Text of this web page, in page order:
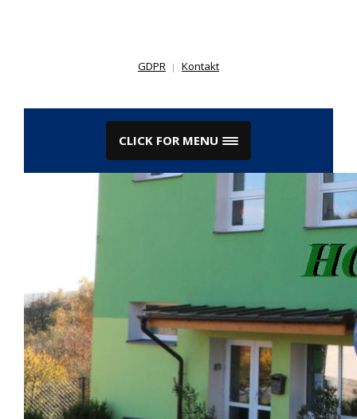
GDPR Kontakt
CLICK FOR MENU